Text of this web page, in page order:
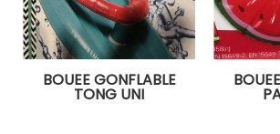
BOUEE GONFLABLE
TONG UNI